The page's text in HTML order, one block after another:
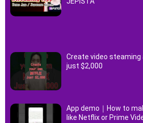
Create video steaming
just $2,000
App demo｜How to
like Netflix or Prime